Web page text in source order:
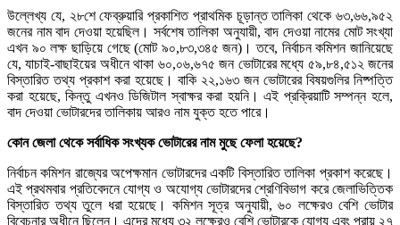
উল্লেখ্য যে, ২৮শে ফেব্রুয়ারি প্রকাশিত প্রাথমিক চূড়ান্ত তালিকা থেকে ৬৩,৬৬,৯৫২
জনের নাম বাদ দেওয়া হয়েছিল। সর্বশেষ তালিকা অনুযায়ী, বাদ দেওয়া নামের মোট সংখ্যা
এখন ৯০ লক্ষ ছাড়িয়ে গেছে (মোট ৯০,৮৩,৩৪৫ জন)। তবে, নির্বাচন কমিশন জানিয়েছে
যে, যাচাই-বাছাইয়ের অধীনে থাকা ৬০,০৬,৬৭৫ জন ভোটারের মধ্যে ৫৯,৮৪,৫১২ জনের
বিস্তারিত তথ্য প্রকাশ করা হয়েছে। বাকি ২২,১৬৩ জন ভোটারের বিষয়গুলির নিষ্পত্তি
করা হয়েছে, কিন্তু এখনও ডিজিটাল স্বাক্ষর করা হয়নি। এই প্রক্রিয়াটি সম্পন্ন হলে,
বাদ দেওয়া ভোটারদের তালিকায় আরও নাম যুক্ত হতে পারে।
কোন জেলা থেকে সর্বাধিক সংখ্যক ভোটারের নাম মুছে ফেলা হয়েছে?
নির্বাচন কমিশন রাজ্যের অপেক্ষমান ভোটারদের একটি বিস্তারিত তালিকা প্রকাশ করেছে।
এই প্রথমবার প্রতিবেদনে যোগ্য ও অযোগ্য ভোটারদের শ্রেণিবিভাগ করে জেলাভিত্তিক
বিস্তারিত তথ্য তুলে ধরা হয়েছে। কমিশন সূত্র অনুযায়ী, ৬০ লক্ষেরও বেশি ভোটার
বিবেচনার অধীনে ছিলেন। এদের মধ্যে ৩২ লক্ষেরও বেশি ভোটারকে যোগ্য এবং প্রায় ২৭